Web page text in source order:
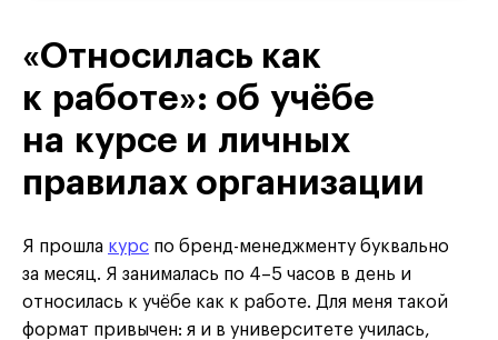
«Относилась как
к работе»: об учёбе
на курсе и личных
правилах организации
Я прошла курс по бренд-менеджменту буквально
за месяц. Я занималась по 4–5 часов в день и
относилась к учёбе как к работе. Для меня такой
формат привычен: я и в университете училась,